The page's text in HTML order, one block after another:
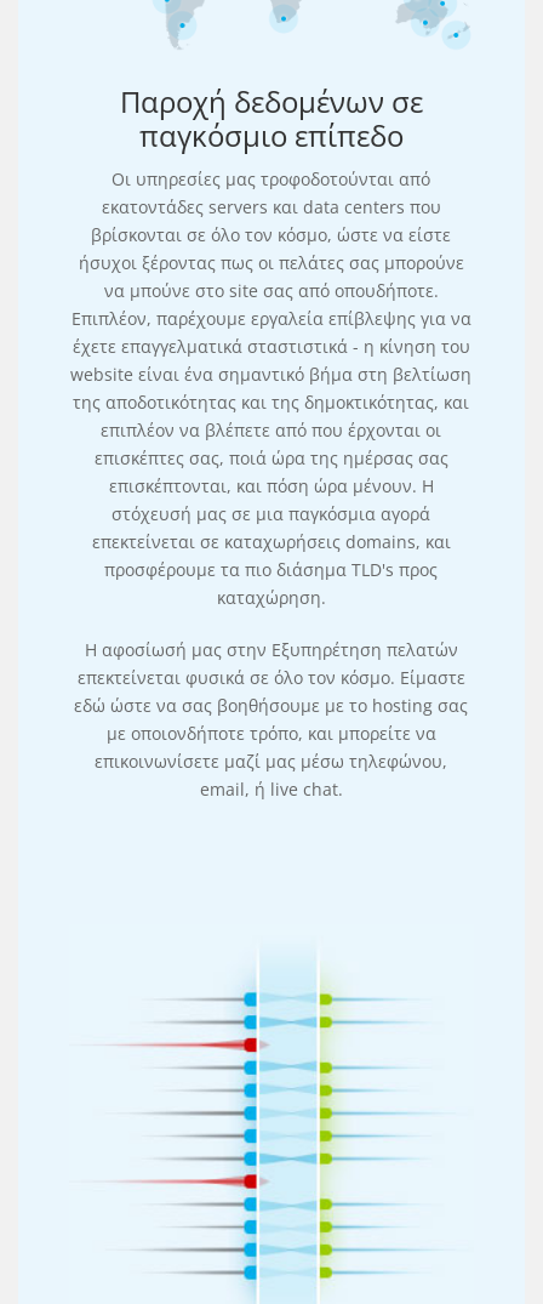
Παροχή δεδομένων σε
παγκόσμιο επίπεδο
Οι υπηρεσίες μας τροφοδοτούνται από
εκατοντάδες servers και data centers που
βρίσκονται σε όλο τον κόσμο, ώστε να είστε
ήσυχοι ξέροντας πως οι πελάτες σας μπορούνε
να μπούνε στο site σας από οπουδήποτε.
Επιπλέον, παρέχουμε εργαλεία επίβλεψης για να
έχετε επαγγελματικά σταστιστικά - η κίνηση του
website είναι ένα σημαντικό βήμα στη βελτίωση
της αποδοτικότητας και της δημοκτικότητας, και
επιπλέον να βλέπετε από που έρχονται οι
επισκέπτες σας, ποιά ώρα της ημέρσας σας
επισκέπτονται, και πόση ώρα μένουν. Η
στόχευσή μας σε μια παγκόσμια αγορά
επεκτείνεται σε καταχωρήσεις domains, και
προσφέρουμε τα πιο διάσημα TLD's προς
καταχώρηση.
Η αφοσίωσή μας στην Εξυπηρέτηση πελατών
επεκτείνεται φυσικά σε όλο τον κόσμο. Είμαστε
εδώ ώστε να σας βοηθήσουμε με το hosting σας
με οποιονδήποτε τρόπο, και μπορείτε να
επικοινωνίσετε μαζί μας μέσω τηλεφώνου,
email, ή live chat.